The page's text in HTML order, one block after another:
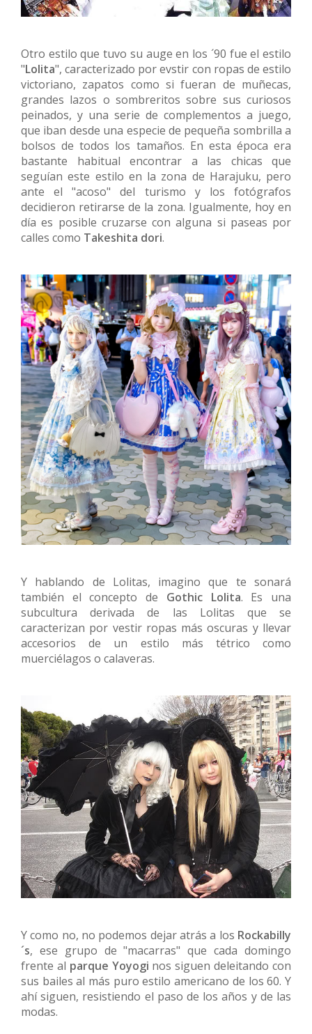
Otro estilo que tuvo su auge en los ´90 fue el estilo
"Lolita", caracterizado por evstir con ropas de estilo
victoriano, zapatos como si fueran de muñecas,
grandes lazos o sombreritos sobre sus curiosos
peinados, y una serie de complementos a juego,
que iban desde una especie de pequeña sombrilla a
bolsos de todos los tamaños. En esta época era
bastante habitual encontrar a las chicas que
seguían este estilo en la zona de Harajuku, pero
ante el "acoso" del turismo y los fotógrafos
decidieron retirarse de la zona. Igualmente, hoy en
día es posible cruzarse con alguna si paseas por
calles como Takeshita dori.
Y hablando de Lolitas, imagino que te sonará
también el concepto de Gothic Lolita. Es una
subcultura derivada de las Lolitas que se
caracterizan por vestir ropas más oscuras y llevar
accesorios de un estilo más tétrico como
muerciélagos o calaveras.
Y como no, no podemos dejar atrás a los Rockabilly
´s, ese grupo de "macarras" que cada domingo
frente al parque Yoyogi nos siguen deleitando con
sus bailes al más puro estilo americano de los 60. Y
ahí siguen, resistiendo el paso de los años y de las
modas.